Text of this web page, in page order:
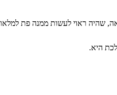
שהיה ראוי לעשות ממנה פת
היא.